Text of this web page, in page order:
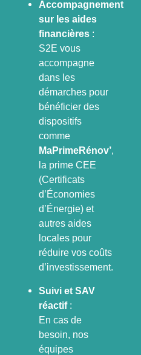
Accompagnement
sur les aides
financières:
S2E vous
accompagne
dans les
démarches pour
bénéficier des
dispositifs
comme
MaPrimeRénov’,
la prime CEE
(Certificats
d’Économies
d’Énergie) et
autres aides
locales pour
réduire vos coûts
d’investissement.
Suivi et SAV
réactif:
En cas de
besoin, nos
équipes